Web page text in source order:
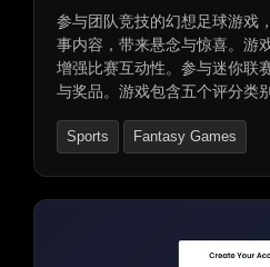
参与团队竞技的幻想足球游戏
事内容，带来悬念与惊喜。游
增强比赛互动性。参与迷你联
与奖品。游戏包含五个评分类
金币与增益效果提升分数，赚
Sports Fantasy Games